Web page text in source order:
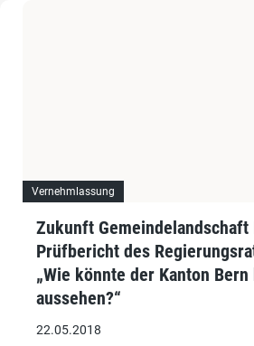
Vernehmlassung
Zukunft Gemeindelandschaft
Prüfbericht des
„Wie könnte der Kanton Bern
aussehen?“
22.05.2018